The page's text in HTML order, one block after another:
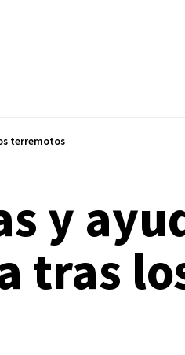
terremotos
y
tras